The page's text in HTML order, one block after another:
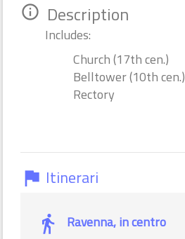
info_outline Description
Includes:
Church (17th cen.)
Belltower (10th cen.)
Rectory
flag Itinerari
Ravenna, in centro